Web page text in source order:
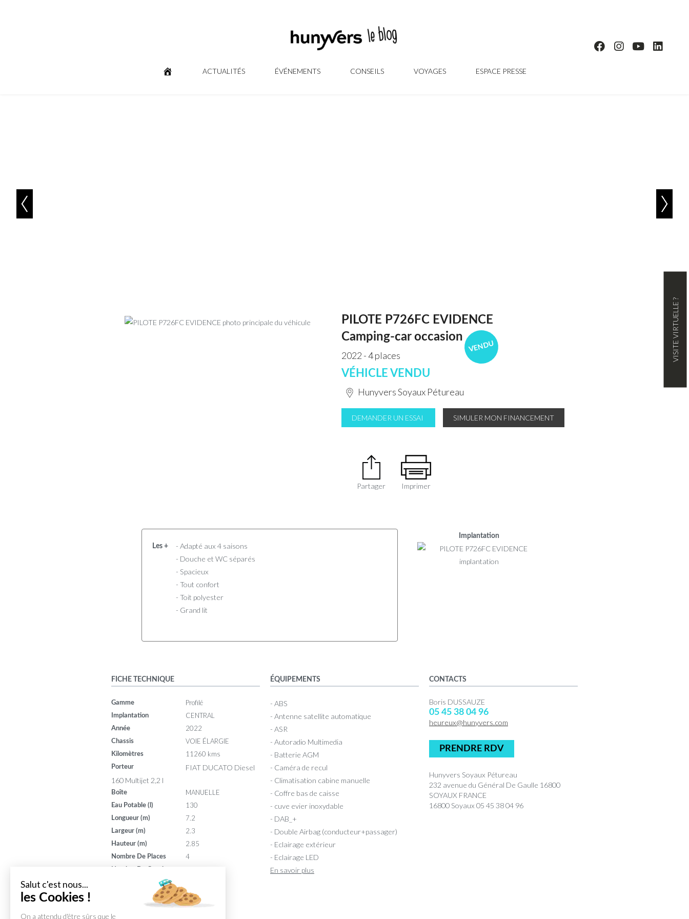
ACTUALITÉS ÉVÉNEMENTS CONSEILS VOYAGES ESPACE PRESSE
VENDU
PILOTE P726FC EVIDENCE
Camping-car occasion
2022 - 4 places
VÉHICLE VENDU
Hunyvers Soyaux Pétureau
DEMANDER UN ESSAI SIMULER MON FINANCEMENT
Partager Imprimer
Les +
- Adapté aux 4 saisons
- Douche et WC séparés
- Spacieux
- Tout confort
- Toit polyester
- Grand lit
Implantation
FICHE TECHNIQUE
Gamme Profilé
Implantation CENTRAL
Année 2022
Chassis VOIE ÉLARGIE
Kilomètres 11260 kms
Porteur
FIAT DUCATO Diesel
160 Multijet 2,2 l
Boîte MANUELLE
Eau Potable (l) 130
Longueur (m) 7.2
Largeur (m) 2.3
Hauteur (m) 2.85
Nombre De Places 4
7
ÉQUIPEMENTS
- ABS
- Antenne satellite automatique
- ASR
- Autoradio Multimedia
- Batterie AGM
- Caméra de recul
- Climatisation cabine manuelle
- Coffre bas de caisse
- cuve evier inoxydable
- DAB_+
- Double Airbag (conducteur+passager)
- Eclairage extérieur
- Eclairage LED
En savoir plus
CONTACTS
Boris DUSSAUZE
05 45 38 04 96
heureux@hunyvers.com
PRENDRE RDV
Hunyvers Soyaux Pétureau
232 avenue du Général De Gaulle 16800
SOYAUX FRANCE
16800 Soyaux 05 45 38 04 96
VISITE VIRTUELLE ?
Salut c'est nous...
les Cookies !
On a attendu d'être sûrs que le